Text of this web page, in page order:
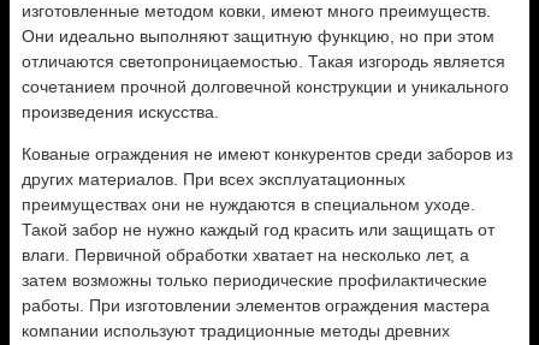
изготовленные методом ковки, имеют много преимуществ.
Они идеально выполняют защитную функцию, но при этом
отличаются светопроницаемостью. Такая изгородь является
сочетанием прочной долговечной конструкции и уникального
произведения искусства.
Кованые ограждения не имеют конкурентов среди заборов из
других материалов. При всех эксплуатационных
преимуществах они не нуждаются в специальном уходе.
Такой забор не нужно каждый год красить или защищать от
влаги. Первичной обработки хватает на несколько лет, а
затем возможны только периодические профилактические
работы. При изготовлении элементов ограждения мастера
компании используют традиционные методы древних